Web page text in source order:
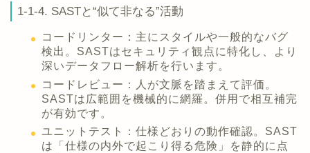
1-1-4. SASTと“似て非なる”活動
コードリンター：主にスタイルや一般的なバグ
検出。SASTはセキュリティ観点に特化し、より
深いデータフロー解析を行います。
コードレビュー：人が文脈を踏まえて評価。
SASTは広範囲を機械的に網羅。併用で相互補完
が有効です。
ユニットテスト：仕様どおりの動作確認。SAST
は「仕様の内外で起こり得る危険」を静的に点